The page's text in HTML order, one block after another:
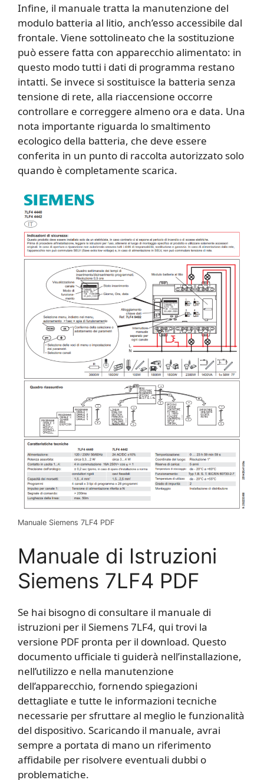
Infine, il manuale tratta la manutenzione del
modulo batteria al litio, anch’esso accessibile dal
frontale. Viene sottolineato che la sostituzione
può essere fatta con apparecchio alimentato: in
questo modo tutti i dati di programma restano
intatti. Se invece si sostituisce la batteria senza
tensione di rete, alla riaccensione occorre
controllare e correggere almeno ora e data. Una
nota importante riguarda lo smaltimento
ecologico della batteria, che deve essere
conferita in un punto di raccolta autorizzato solo
quando è completamente scarica.
Manuale Siemens 7LF4 PDF
Manuale di Istruzioni
Siemens 7LF4 PDF
Se hai bisogno di consultare il manuale di
istruzioni per il Siemens 7LF4, qui trovi la
versione PDF pronta per il download. Questo
documento ufficiale ti guiderà nell’installazione,
nell’utilizzo e nella manutenzione
dell’apparecchio, fornendo spiegazioni
dettagliate e tutte le informazioni tecniche
necessarie per sfruttare al meglio le funzionalità
del dispositivo. Scaricando il manuale, avrai
sempre a portata di mano un riferimento
affidabile per risolvere eventuali dubbi o
problematiche.